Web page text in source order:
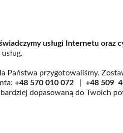
usługi Internetu oraz
Państwa przygotowaliśmy.
+48 570 010 072 +48 509
dopasowaną do Twoich